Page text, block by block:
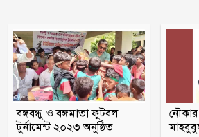
ইরানের বিরুদ্ধে
দেশের জোট,
আরব
মাদক কারবারির
নিজেদেরই দেহ
বঙ্গবন্ধু ও বঙ্গমাতা ফুটবল
টুর্নামেন্ট ২০২৩ অনুষ্ঠিত
নৌকার